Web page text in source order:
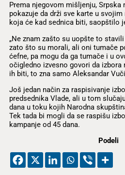
Prema njegovom mišljenju, Srpska
pokazuje da drži sve karte u
koja će kad sednica biti, saopštilo
„Ne znam zašto su uopšte to
zato što su morali, ali oni tumače
ćefne, pa mogu da ga tumače i u
očigledno izvesno govori da izbora
ih biti, to zna samo Aleksandar
Još jedan način za raspisivanje
predsednika Vlade, ali u tom
dana u toku kojih Narodna
Tek tada bi mogli da se raspišu
kampanje od 45 dana.
Podeli